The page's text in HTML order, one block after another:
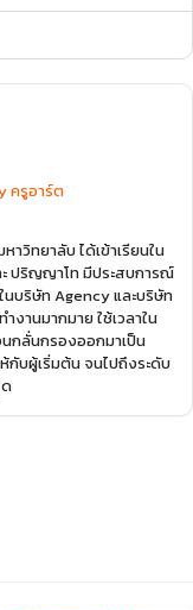
ครูอาร์ต
วิทยาลับ ได้เข้าเรียนใน
ปริญญาโท มีประสบการณ์
นบริษัท Agency และบริษัท
งานมากมาย ใช้เวลาใน
กลั่นกรองออกมาเป็น
กับผู้เริ่มต้น จนไปถึงระดับ